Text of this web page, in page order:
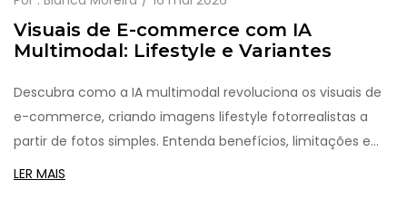
Visuais de E-commerce com IA
Multimodal: Lifestyle e Variantes
Descubra como a IA multimodal revoluciona os visuais de
e-commerce, criando imagens lifestyle fotorrealistas a
partir de fotos simples. Entenda benefícios, limitações e
melhores práticas.
LER MAIS